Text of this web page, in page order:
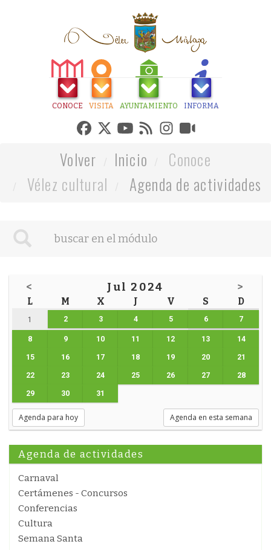
CONOCE VISITA AYUNTAMIENTO INFORMA
Volver Inicio
Conoce
Vélez cultural
Agenda de actividades
< Jul 2024 >
L M X J V S D
1 2 3 4 5 6 7
8 9 10 11 12 13 14
15 16 17 18 19 20 21
22 23 24 25 26 27 28
29 30 31
Agenda para hoy Agenda en esta semana
Agenda de actividades
Carnaval
Certámenes - Concursos
Conferencias
Cultura
Semana Santa